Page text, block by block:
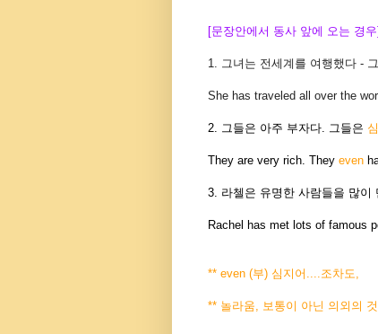
[문장안에서 동사 앞에 오는 경우]
1. 그녀는 전세계를 여행했다 -
She has traveled all over the
2. 그들은 아주 부자다. 그들은
They are very rich. They even
3. 라첼은 유명한 사람들을 많이
Rachel has met lots of famous
** even (부) 심지어....조차도,
** 놀라움, 보통이 아닌 의외의